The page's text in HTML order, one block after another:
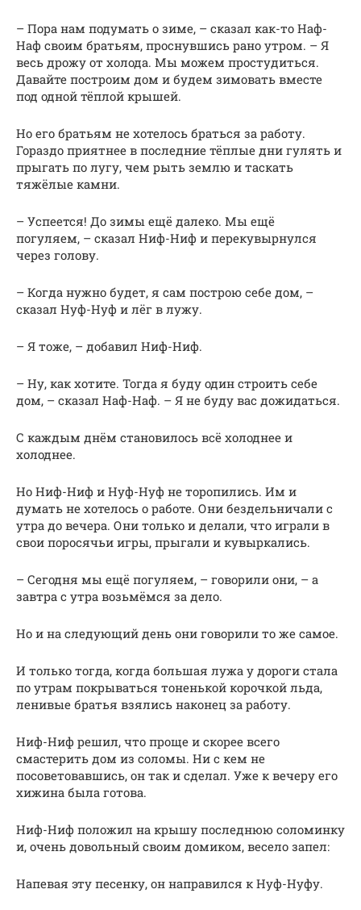
– Пора нам подумать о зиме, – сказал как-то Наф-
Наф своим братьям, проснувшись рано утром. – Я
весь дрожу от холода. Мы можем простудиться.
Давайте построим дом и будем зимовать вместе
под одной тёплой крышей.
Но его братьям не хотелось браться за работу.
Гораздо приятнее в последние тёплые дни гулять и
прыгать по лугу, чем рыть землю и таскать
тяжёлые камни.
– Успеется! До зимы ещё далеко. Мы ещё
погуляем, – сказал Ниф-Ниф и перекувырнулся
через голову.
– Когда нужно будет, я сам построю себе дом, –
сказал Нуф-Нуф и лёг в лужу.
– Я тоже, – добавил Ниф-Ниф.
– Ну, как хотите. Тогда я буду один строить себе
дом, – сказал Наф-Наф. – Я не буду вас дожидаться.
С каждым днём становилось всё холоднее и
холоднее.
Но Ниф-Ниф и Нуф-Нуф не торопились. Им и
думать не хотелось о работе. Они бездельничали с
утра до вечера. Они только и делали, что играли в
свои поросячьи игры, прыгали и кувыркались.
– Сегодня мы ещё погуляем, – говорили они, – а
завтра с утра возьмёмся за дело.
Но и на следующий день они говорили то же самое.
И только тогда, когда большая лужа у дороги стала
по утрам покрываться тоненькой корочкой льда,
ленивые братья взялись наконец за работу.
Ниф-Ниф решил, что проще и скорее всего
смастерить дом из соломы. Ни с кем не
посоветовавшись, он так и сделал. Уже к вечеру его
хижина была готова.
Ниф-Ниф положил на крышу последнюю соломинку
и, очень довольный своим домиком, весело запел:
Напевая эту песенку, он направился к Нуф-Нуфу.